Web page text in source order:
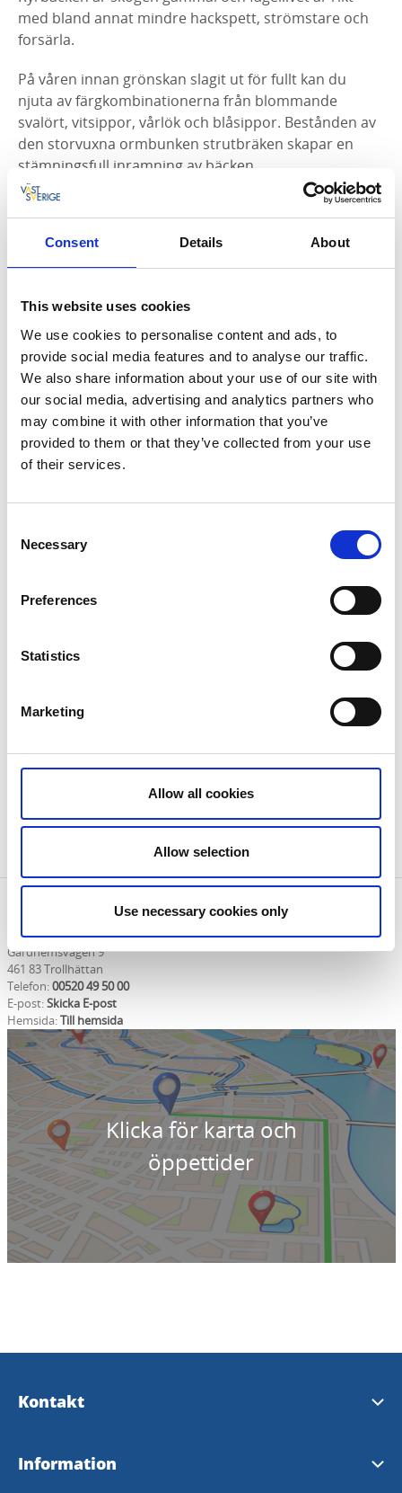
Consent Details About
This website uses cookies
We use cookies to personalise content and ads, to
provide social media features and to analyse our traffic.
We also share information about your use of our site with
our social media, advertising and analytics partners who
may combine it with other information that you’ve
provided to them or that they’ve collected from your use
of their services.
Selection
Necessary
Preferences
Statistics
Marketing
Allow all cookies
Allow selection
Use necessary cookies only
med bland annat mindre hackspett, strömstare och
forsärla.
På våren innan grönskan slagit ut för fullt kan du
njuta av färgkombinationerna från blommande
svalört, vitsippor, vårlök och blåsippor. Bestånden av
den storvuxna ormbunken strutbräken skapar en
stämningsfull inramning av bäcken.
Drottning Kristinas postväg
Den gamla "Strömsvägen" även kallad "Drottning
rester kvar.
Omtyckt strövområde
Ryrbäcken är ett populärt område för friluftsliv och
rekreation. Genom området löper flera promenad-
och cykelstigar som gör det lätt att ta sig fram.
närheten ligger även Slätthult med
motionsanläggning, spår med mera.
Skyddat naturområde
Området vid Ryrbäcken är skyddat som
naturreservat. Syftet med naturreservatet är att
bevara och utveckla värdefull lövskogsmiljö utmed
Ryrbäckens ravin, men också se till att området kan
naturmiljöstudier. Området är ca 43 hektar och
Hitta hit
drygt en halvtimmes promenadväg från centrum.
Färdas du med bil kan du parkera vid
Informationsbroschyr Ryrbäckens naturreservat
Kontaktinformation
Trollhättans Stad
Gärdhemsvägen 9
461 83 Trollhättan
Telefon:00520 49 50 00
E-post:Skicka E-post
Hemsida:Till hemsida
Klicka för karta och
öppettider
Kontakt
Kontakta oss
Information